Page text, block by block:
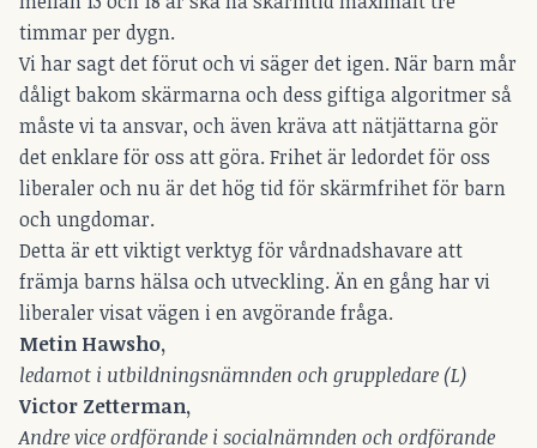
timmar per dygn.
Vi har sagt det förut och vi säger det igen. När barn mår
dåligt bakom skärmarna och dess giftiga algoritmer så
måste vi ta ansvar, och även kräva att nätjättarna gör
det enklare för oss att göra. Frihet är ledordet för oss
liberaler och nu är det hög tid för skärmfrihet för barn
och ungdomar.
Detta är ett viktigt verktyg för vårdnadshavare att
främja barns hälsa och utveckling. Än en gång har vi
liberaler visat vägen i en avgörande fråga.
Metin Hawsho,
ledamot i utbildningsnämnden och gruppledare (L)
Victor Zetterman,
Andre vice ordförande i socialnämnden och ordförande